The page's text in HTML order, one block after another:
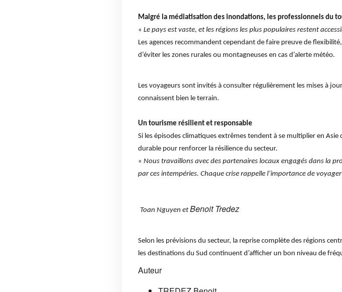
Malgré la médiatisation des inondations, les professionnels du
« Le pays est vaste, et les régions les plus populaires restent
Les agences recommandent cependant de faire preuve de
d’éviter les zones rurales ou montagneuses en cas d’alerte météo.
Les voyageurs sont invités à consulter régulièrement les mises à
connaissent bien le terrain.
Un tourisme résilient et responsable
Si les épisodes climatiques extrêmes tendent à se multiplier en
durable pour renforcer la résilience du secteur.
« Nous travaillons avec des partenaires locaux engagés dans la
par ces intempéries. Chaque crise rappelle l’importance de
Toan Nguyen et Benoit Tredez
Selon les prévisions du secteur, la reprise complète des régions
les destinations du Sud continuent d’afficher un bon niveau de
Auteur